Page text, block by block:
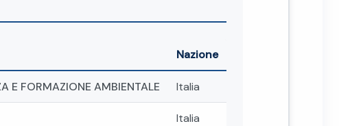
Nazione
E FORMAZIONE AMBIENTALE Italia
Italia